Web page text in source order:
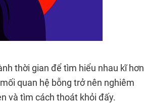
thời gian để tìm hiểu nhau kĩ hơn
quan hệ bỗng trở nên nghiêm
và tìm cách thoát khỏi đấy.